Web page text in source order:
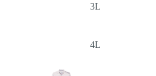
3L
4L